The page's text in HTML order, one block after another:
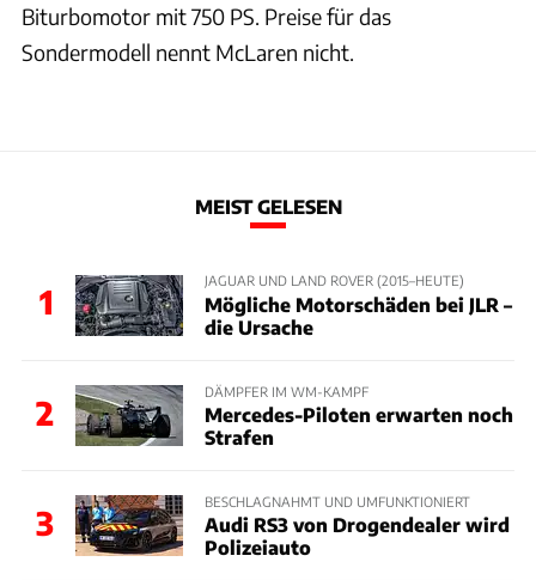
Biturbomotor mit 750 PS. Preise für das
Sondermodell nennt McLaren nicht.
MEIST GELESEN
1
JAGUAR UND LAND ROVER (2015–HEUTE)
Mögliche Motorschäden bei JLR –
die Ursache
2
DÄMPFER IM WM-KAMPF
Mercedes-Piloten erwarten noch
Strafen
3
BESCHLAGNAHMT UND UMFUNKTIONIERT
Audi RS3 von Drogendealer wird
Polizeiauto